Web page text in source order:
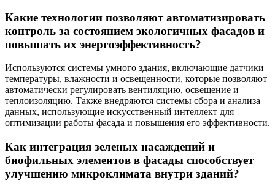
Какие технологии позволяют автоматизировать
контроль за состоянием экологичных фасадов и
повышать их энергоэффективность?
Используются системы умного здания, включающие датчики
температуры, влажности и освещенности, которые позволяют
автоматически регулировать вентиляцию, освещение и
теплоизоляцию. Также внедряются системы сбора и анализа
данных, использующие искусственный интеллект для
оптимизации работы фасада и повышения его эффективности.
Как интеграция зеленых насаждений и
биофильных элементов в фасады способствует
улучшению микроклимата внутри зданий?